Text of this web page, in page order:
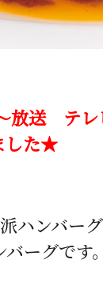
放送 テレ
した★
ンバーグ
ーグです